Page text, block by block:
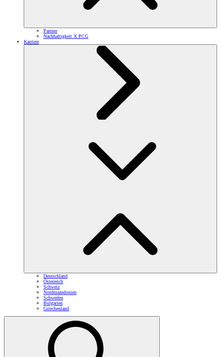
Partner
Nachhaltigkeit X PCG
Karriere
Deutschland
Österreich
Schweiz
Nordmazedonien
Schweden
Bulgarien
Griechenland